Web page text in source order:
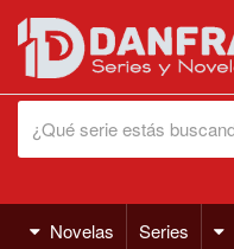
Novelas
Series